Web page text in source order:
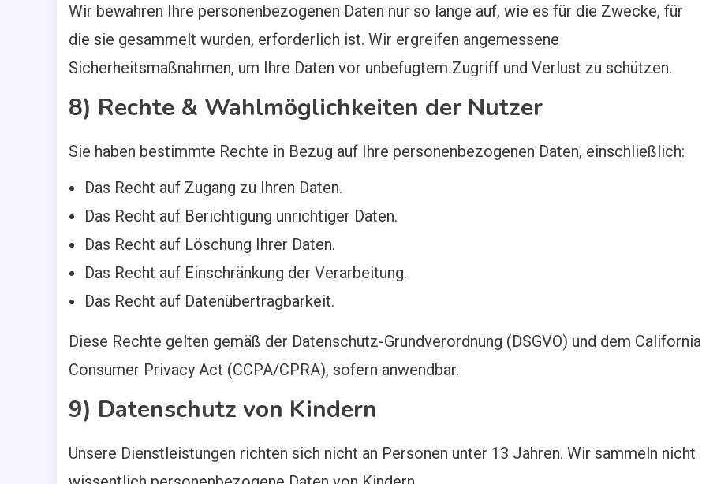
Wir bewahren Ihre personenbezogenen Daten nur so lange auf, wie es für die Zwecke, für
die sie gesammelt wurden, erforderlich ist. Wir ergreifen angemessene
Sicherheitsmaßnahmen, um Ihre Daten vor unbefugtem Zugriff und Verlust zu schützen.
8) Rechte & Wahlmöglichkeiten der Nutzer
Sie haben bestimmte Rechte in Bezug auf Ihre personenbezogenen Daten, einschließlich:
Das Recht auf Zugang zu Ihren Daten.
Das Recht auf Berichtigung unrichtiger Daten.
Das Recht auf Löschung Ihrer Daten.
Das Recht auf Einschränkung der Verarbeitung.
Das Recht auf Datenübertragbarkeit.
Diese Rechte gelten gemäß der Datenschutz-Grundverordnung (DSGVO) und dem California
Consumer Privacy Act (CCPA/CPRA), sofern anwendbar.
9) Datenschutz von Kindern
Unsere Dienstleistungen richten sich nicht an Personen unter 13 Jahren. Wir sammeln nicht